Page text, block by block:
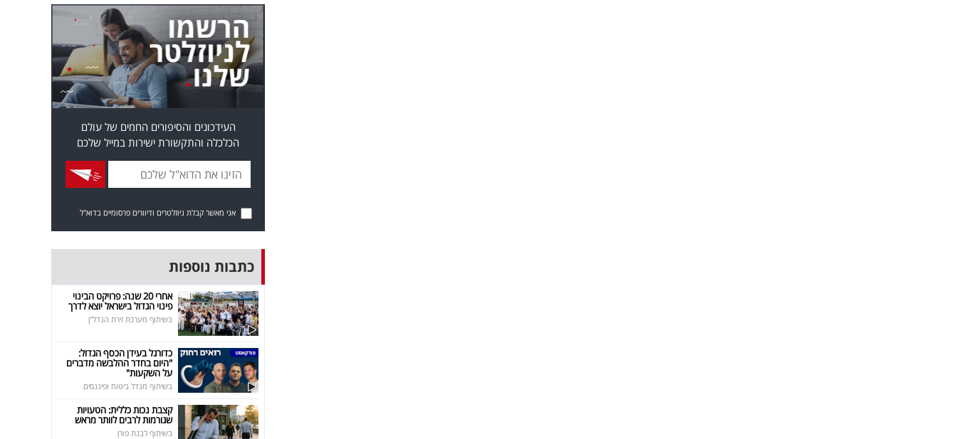
העידכונים והסיפורים החמים של עולם
הכלכלה והתקשורת ישירות במייל שלכם
אני מאשר קבלת ניוזלטרים ודיוורים פרסומיים בדוא"ל
כתבות נוספות
אחרי 20 שנה: פרויקט הבינוי
פינוי הגדול בישראל יוצא לדרך
בשיתוף מערכת זירת הנדל"ן
כדורגל בעידן הכסף הגדול:
"היום בחדר ההלבשה מדברים
על השקעות"
בשיתוף מגדל ביטוח ופיננסים
קצבת נכות כללית: הטעויות
שגורמות לרבים לוותר מראש
בשיתוף לבנת פורן